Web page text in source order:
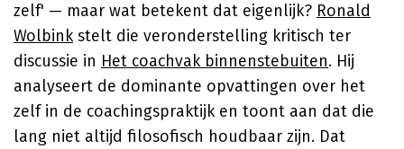
zelf' — maar wat betekent dat eigenlijk? Ronald
Wolbinkstelt die veronderstelling kritisch ter
discussie in Het coachvak binnenstebuiten. Hij
analyseert de dominante opvattingen over het
zelf in de coachingspraktijk en toont aan dat die
lang niet altijd filosofisch houdbaar zijn. Dat